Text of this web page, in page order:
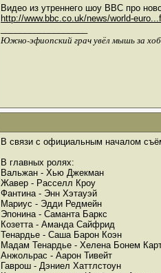
Видео из утреннего шоу BBC про
http://www.bbc.co.uk/news/world-
Южно-эфиопский грач увёл мышь за
В связи с официальным началом
В главных ролях:
Вальжан - Хью Джекман
Жавер - Расселл Кроу
Фантина - Энн Хэтауэй
Мариус - Эдди Редмейн
Эпонина - Саманта Баркс
Козетта - Аманда Сайфрид
Тенардье - Саша Барон Коэн
Мадам Тенардье - Хелена Бонем
Анжольрас - Аарон Тивейт
Гаврош - Дэниел Хаттлстоун